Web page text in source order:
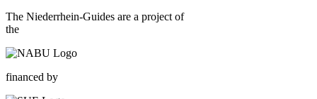
The Niederrhein-Guides are a project of
the
financed by